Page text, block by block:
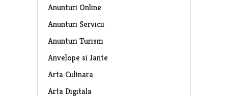
Anunturi Online
Anunturi Servicii
Anunturi Turism
Anvelope si Jante
Arta Culinara
Arta Digitala